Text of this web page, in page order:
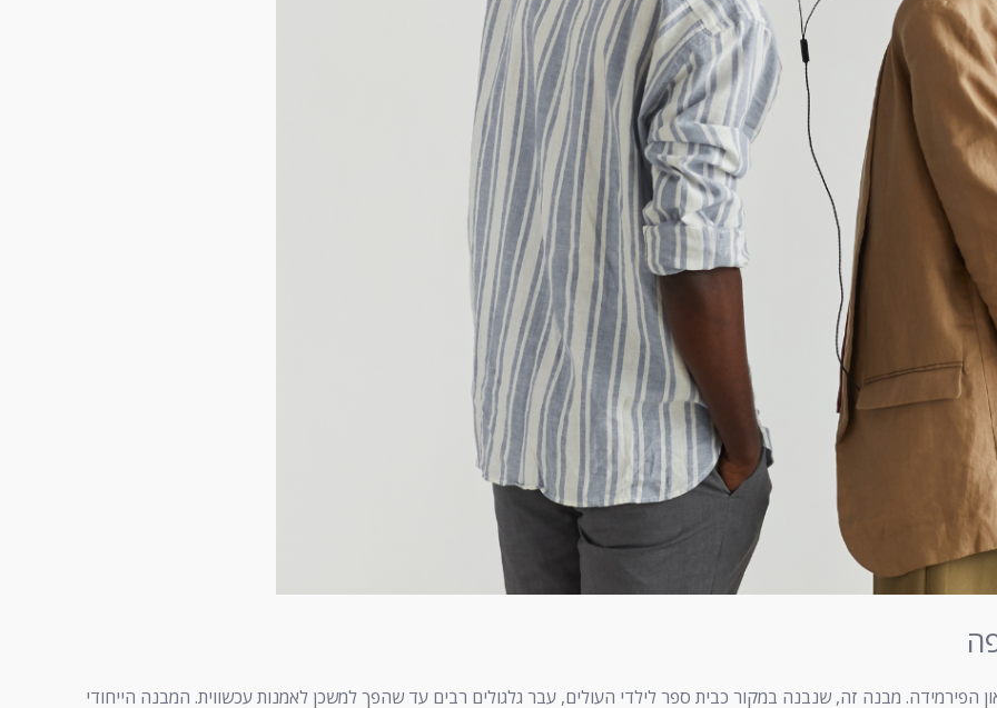
הפירמידה. מבנה זה, שנבנה במקור כבית ספר לילדי העולים, עבר גלגולים רבים עד שהפך למשכן לאמנות עכשווית. המבנה הייחודי